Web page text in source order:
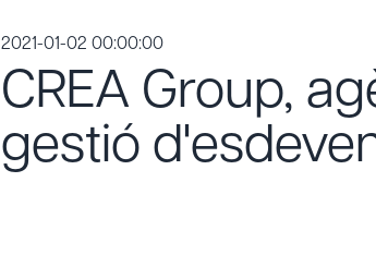
2021-01-02 00:00:00
CREA Group,
gestió